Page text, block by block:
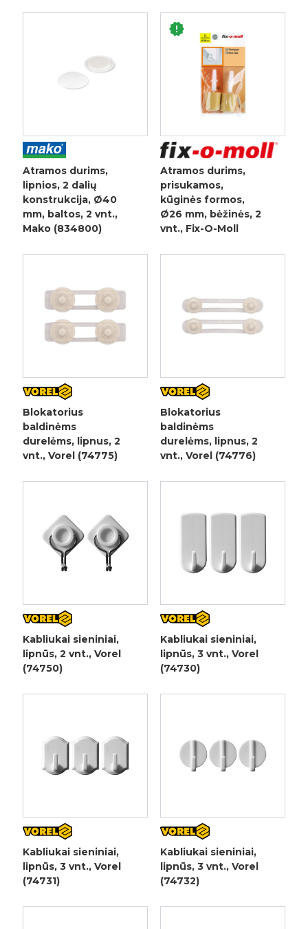
Atramos durims,
lipnios, 2 dalių
konstrukcija, Ø40
mm, baltos, 2 vnt.,
Mako (834800)
Atramos durims,
prisukamos,
kūginės formos,
Ø26 mm, bėžinės, 2
vnt., Fix-O-Moll
Blokatorius
baldinėms
durelėms, lipnus, 2
vnt., Vorel (74775)
Blokatorius
baldinėms
durelėms, lipnus, 2
vnt., Vorel (74776)
Kabliukai sieniniai,
lipnūs, 2 vnt., Vorel
(74750)
Kabliukai sieniniai,
lipnūs, 3 vnt., Vorel
(74730)
Kabliukai sieniniai,
lipnūs, 3 vnt., Vorel
(74731)
Kabliukai sieniniai,
lipnūs, 3 vnt., Vorel
(74732)